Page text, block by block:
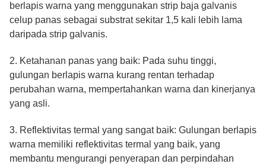
berlapis warna yang menggunakan strip baja galvanis
celup panas sebagai substrat sekitar 1,5 kali lebih lama
daripada strip galvanis.
2. Ketahanan panas yang baik: Pada suhu tinggi,
gulungan berlapis warna kurang rentan terhadap
perubahan warna, mempertahankan warna dan kinerjanya
yang asli.
3. Reflektivitas termal yang sangat baik: Gulungan berlapis
warna memiliki reflektivitas termal yang baik, yang
membantu mengurangi penyerapan dan perpindahan